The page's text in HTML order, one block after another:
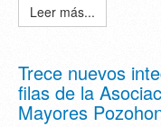
Leer más...
Trece nuevos
filas de la
Mayores